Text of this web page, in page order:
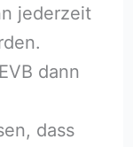
jederzeit
dann
dass